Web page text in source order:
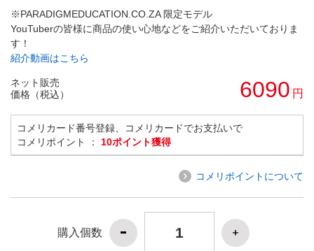
※PARADIGMEDUCATION.CO.ZA 限定モデル
YouTuberの皆様に商品の使い心地などをご紹介いただいておりま
す！
紹介動画はこちら
ネット販売
価格（税込）
6090 円
コメリカード番号登録、コメリカードでお支払いで
コメリポイント ： 10ポイント獲得
コメリポイントについて
購入個数